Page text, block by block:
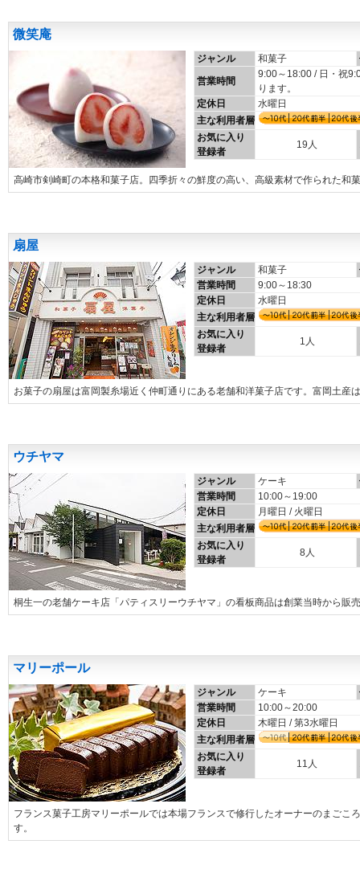
微笑庵
ジャンル 和菓子
営業時間
9:00～18:00 / 日・祝
ります。
定休日
水曜日
主な利用者層
お気に入り
登録者
19人
高崎市剣崎町の本格和菓子店。四季折々の鮮度の高い、高級素材で作られた和
扇屋
ジャンル 和菓子
営業時間
9:00～18:30
定休日
水曜日
主な利用者層
お気に入り
登録者
1人
お菓子の扇屋は富岡製糸場近く仲町通りにある老舗和洋菓子店です。富岡土産
ウチヤマ
ジャンル ケーキ
営業時間
10:00～19:00
定休日
月曜日 / 火曜日
主な利用者層
お気に入り
登録者
8人
桐生一の老舗ケーキ店「パティスリーウチヤマ」の看板商品は創業当時から販
マリーポール
ジャンル ケーキ
営業時間
10:00～20:00
定休日
木曜日 / 第3水曜日
主な利用者層
お気に入り
登録者
11人
フランス菓子工房マリーポールでは本場フランスで修行したオーナーのまごこ
す。